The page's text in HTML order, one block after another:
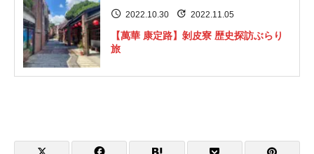
2022.10.30 2022.11.05
【萬華 康定路】剝皮寮 歴史探訪ぶらり
旅